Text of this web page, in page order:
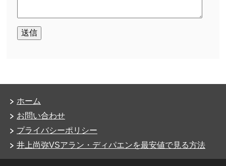
ホーム
お問い合わせ
プライバシーポリシー
井上尚弥VSアラン・ディパエンを最安値で見る方法